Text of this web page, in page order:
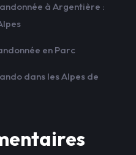
à Argentière :
en Parc
dans les Alpes de